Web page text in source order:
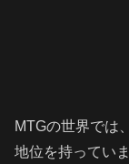
MTGの世界では
地位を持っていま